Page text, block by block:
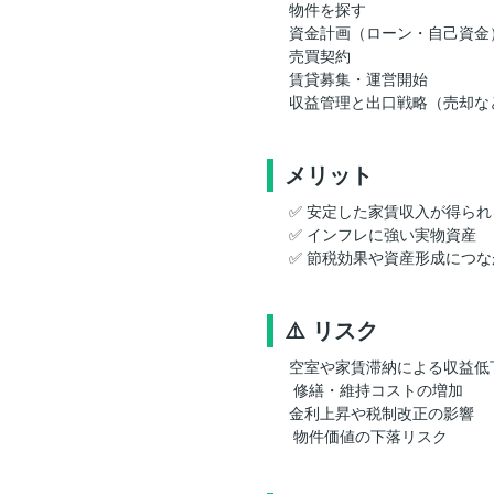
物件を探す
資金計画（ローン・自己資金
売買契約
賃貸募集・運営開始
収益管理と出口戦略（売却な
メリット
✅ 安定した家賃収入が得られ
✅ インフレに強い実物資産
✅ 節税効果や資産形成につな
⚠️ リスク
空室や家賃滞納による収益低
️ 修繕・維持コストの増加
金利上昇や税制改正の影響
️ 物件価値の下落リスク